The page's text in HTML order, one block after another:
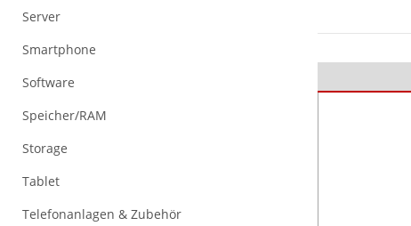
Server
Smartphone
Software
Speicher/RAM
Storage
Tablet
Telefonanlagen & Zubehör